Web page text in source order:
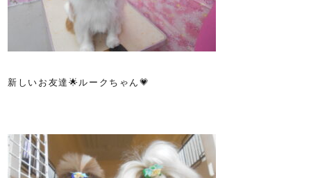
新しいお友達🌟ルークちゃん💗